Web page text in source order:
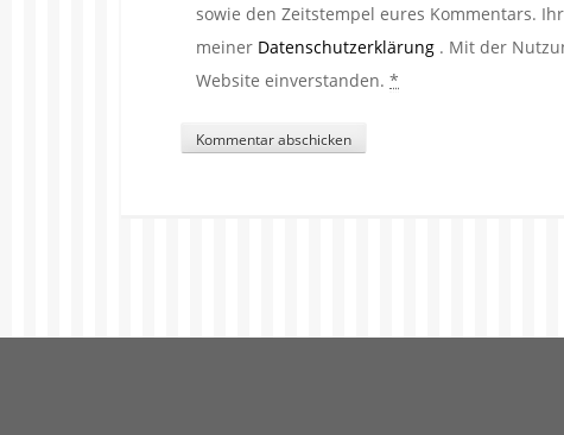
sowie den Zeitstempel eures Kommentars.
meiner Datenschutzerklärung . Mit der
Website einverstanden. *